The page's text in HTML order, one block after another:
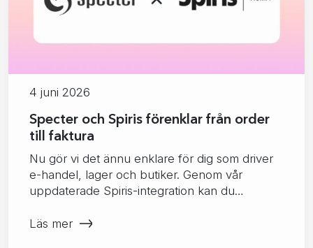
4 juni 2026
Specter och Spiris förenklar från order
till faktura
Nu gör vi det ännu enklare för dig som driver
e-handel, lager och butiker. Genom vår
uppdaterade Spiris-integration kan du…
Läs mer